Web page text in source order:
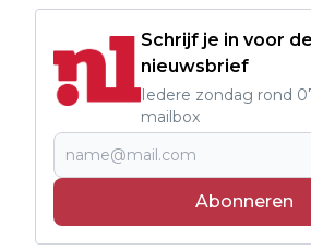
Schrijf je in voor
nieuwsbrief
Iedere zondag rond
mailbox
Abonneren